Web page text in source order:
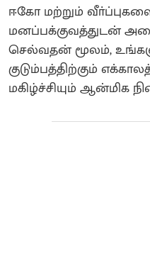
ஈகோ மற்றும்
மனப்பக்குவத்துடன்
செல்வதன் மூலம்,
குடும்பத்திற்கும்
மகிழ்ச்சியும் ஆன்மிக